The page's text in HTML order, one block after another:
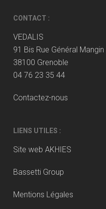
CONTACT :
VEDALIS
91 Bis Rue Général Mangin
38100 Grenoble
04 76 23 35 44
Contactez-nous
LIENS UTILES :
Site web AKHIES
Bassetti Group
Mentions Légales